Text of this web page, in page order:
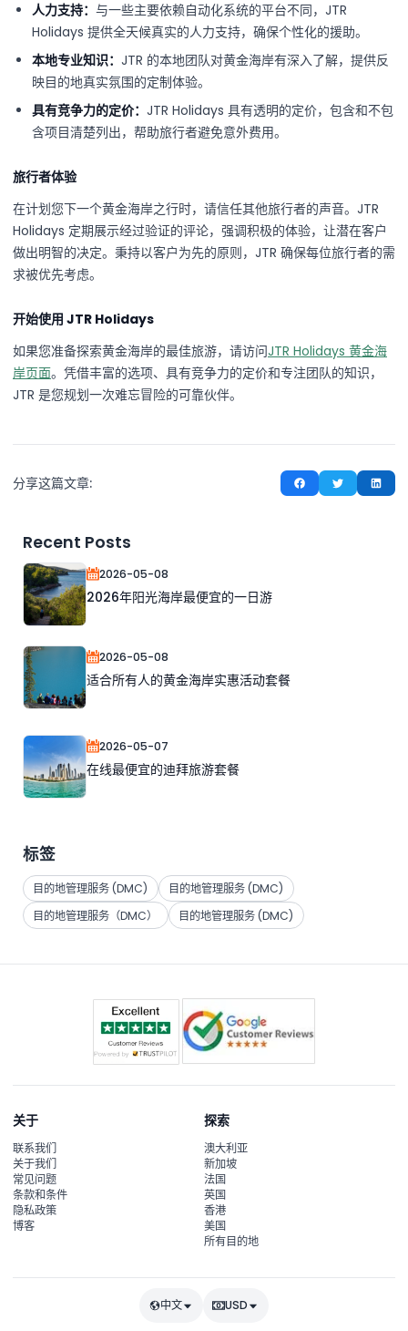
人力支持： 与一些主要依赖自动化系统的平台不同，JTR
Holidays 提供全天候真实的人力支持，确保个性化的援助。
本地专业知识： JTR 的本地团队对黄金海岸有深入了解，提供反
映目的地真实氛围的定制体验。
具有竞争力的定价： JTR Holidays 具有透明的定价，包含和不包
含项目清楚列出，帮助旅行者避免意外费用。
旅行者体验
在计划您下一个黄金海岸之行时，请信任其他旅行者的声音。JTR
Holidays 定期展示经过验证的评论，强调积极的体验，让潜在客户
做出明智的决定。秉持以客户为先的原则，JTR 确保每位旅行者的需
求被优先考虑。
开始使用 JTR Holidays
如果您准备探索黄金海岸的最佳旅游，请访问JTR Holidays 黄金海
岸页面。凭借丰富的选项、具有竞争力的定价和专注团队的知识，
JTR 是您规划一次难忘冒险的可靠伙伴。
分享这篇文章:
Recent Posts
2026-05-08
2026年阳光海岸最便宜的一日游
2026-05-08
适合所有人的黄金海岸实惠活动套餐
2026-05-07
在线最便宜的迪拜旅游套餐
标签
目的地管理服务 (DMC)
目的地管理服务 (DMC)
目的地管理服务（DMC）
目的地管理服务 (DMC)
关于
联系我们
关于我们
常见问题
条款和条件
隐私政策
博客
探索
澳大利亚
新加坡
法国
英国
香港
美国
所有目的地
中文 USD